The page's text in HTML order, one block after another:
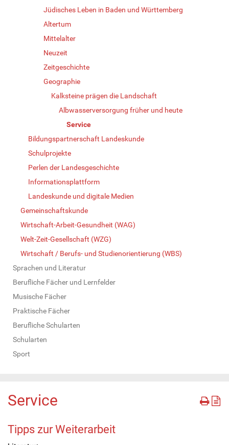
Jüdisches Leben in Baden und Württemberg
Altertum
Mittelalter
Neuzeit
Zeitgeschichte
Geographie
Kalksteine prägen die Landschaft
Albwasserversorgung früher und heute
Service
Bildungspartnerschaft Landeskunde
Schulprojekte
Perlen der Landesgeschichte
Informationsplattform
Landeskunde und digitale Medien
Gemeinschaftskunde
Wirtschaft-Arbeit-Gesundheit (WAG)
Welt-Zeit-Gesellschaft (WZG)
Wirtschaft / Berufs- und Studienorientierung (WBS)
Sprachen und Literatur
Berufliche Fächer und Lernfelder
Musische Fächer
Praktische Fächer
Berufliche Schularten
Schularten
Sport
Service
Tipps zur Weiterarbeit